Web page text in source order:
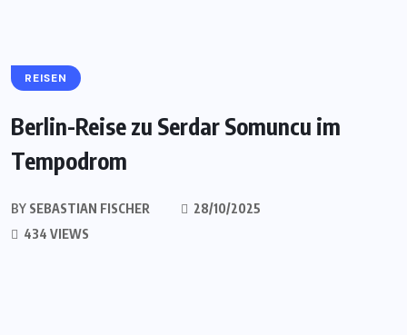
REISEN
Berlin-Reise zu Serdar Somuncu im
Tempodrom
BY SEBASTIAN FISCHER
28/10/2025
434 VIEWS